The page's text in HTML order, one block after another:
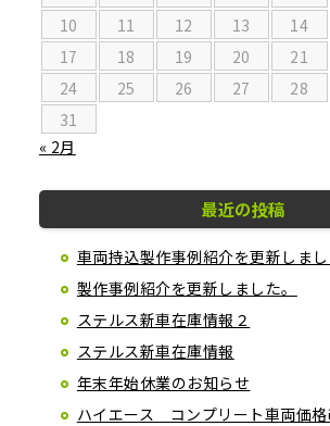
10
11 12 13 14
17
18 19 20 21
24
25 26 27 28
31
« 2月
最近の投稿
車両持込製作事例紹介を更新しまし
製作事例紹介を更新しました。
ステルス新車在庫情報２
ステルス新車在庫情報
年末年始休業のお知らせ
ハイエース コンプリート車両価格